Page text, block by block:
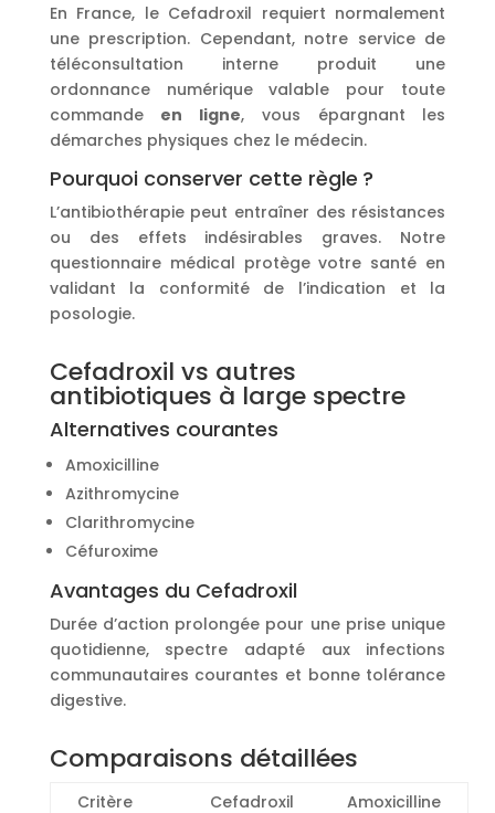
En France, le Cefadroxil requiert normalement
une prescription. Cependant, notre service de
téléconsultation interne produit une
ordonnance numérique valable pour toute
commande en ligne, vous épargnant les
démarches physiques chez le médecin.
Pourquoi conserver cette règle ?
L’antibiothérapie peut entraîner des résistances
ou des effets indésirables graves. Notre
questionnaire médical protège votre santé en
validant la conformité de l’indication et la
posologie.
Cefadroxil vs autres
antibiotiques à large spectre
Alternatives courantes
Amoxicilline
Azithromycine
Clarithromycine
Céfuroxime
Avantages du Cefadroxil
Durée d’action prolongée pour une prise unique
quotidienne, spectre adapté aux infections
communautaires courantes et bonne tolérance
digestive.
Comparaisons détaillées
Critère Cefadroxil Amoxicilline